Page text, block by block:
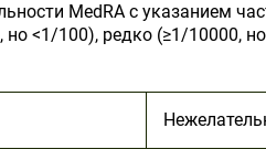
MedRA с указанием
но <1/100), редко (≥1/10000,